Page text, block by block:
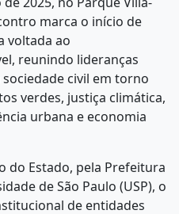
marca o início de
voltada ao
reunindo lideranças
civil em torno
verdes, justiça climática,
urbana e economia
do Estado, pela Prefeitura
de São Paulo (USP), o
de entidades